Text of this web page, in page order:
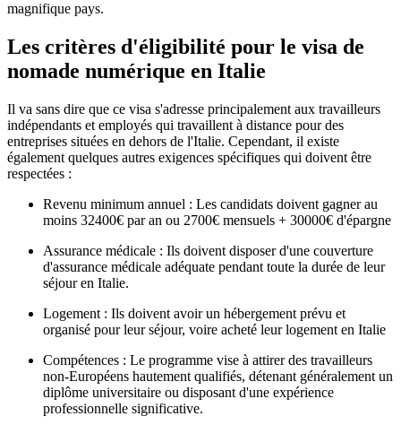
magnifique pays.
Les critères d'éligibilité pour le visa de
nomade numérique en Italie
Il va sans dire que ce visa s'adresse principalement aux travailleurs
indépendants et employés qui travaillent à distance pour des
entreprises situées en dehors de l'Italie. Cependant, il existe
également quelques autres exigences spécifiques qui doivent être
respectées :
Revenu minimum annuel : Les candidats doivent gagner au
moins 32400€ par an ou 2700€ mensuels + 30000€ d'épargne
Assurance médicale : Ils doivent disposer d'une couverture
d'assurance médicale adéquate pendant toute la durée de leur
séjour en Italie.
Logement : Ils doivent avoir un hébergement prévu et
organisé pour leur séjour, voire acheté leur logement en Italie
Compétences : Le programme vise à attirer des travailleurs
non-Européens hautement qualifiés, détenant généralement un
diplôme universitaire ou disposant d'une expérience
professionnelle significative.